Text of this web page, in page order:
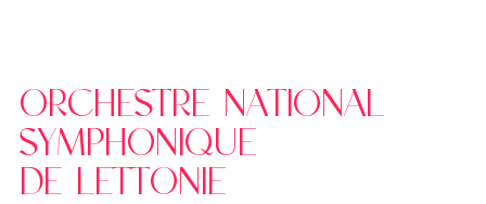
ORCHESTRE NATIONAL
SYMPHONIQUE
DE LETTONIE